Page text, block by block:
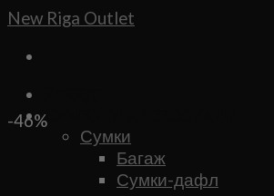
Skip
content
New Riga Outlet
Сумки и аксессуары
Сумки
Багаж
Сумки-дафл
-46%